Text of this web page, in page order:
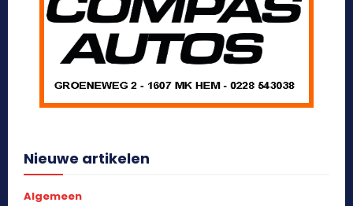
Nieuwe artikelen
Algemeen